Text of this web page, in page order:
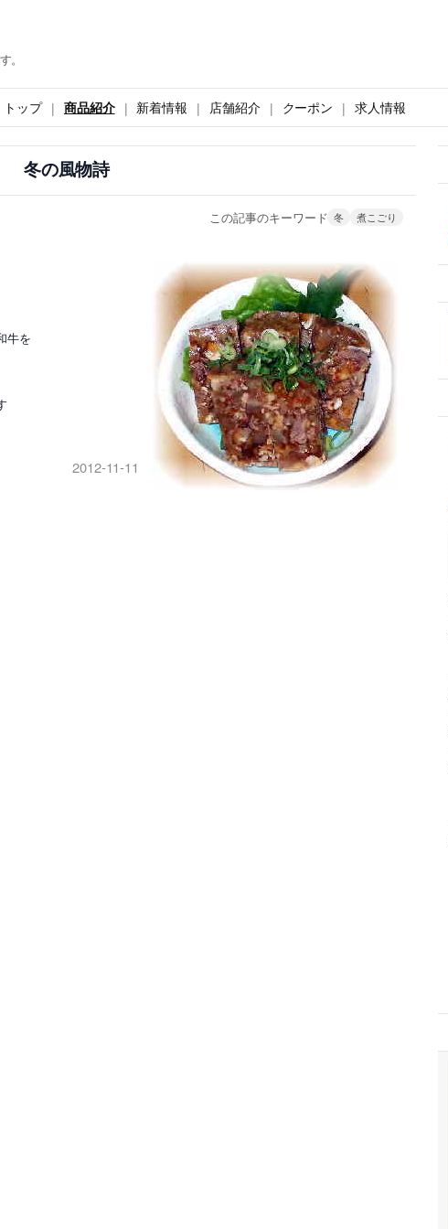
。
トップ 商品紹介 新着情報 店舗紹介 クーポン 求人情報
冬の風物詩
この記事のキーワード 冬 煮こごり
牛を
2012-11-11